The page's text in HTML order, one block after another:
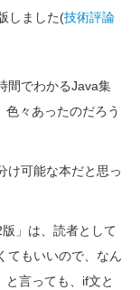
しました(技術評論
間でわかるJava集
々あったのだろう
け可能な本だと思っ
版」は、読者として
てもいいので、なん
と言っても、if文と